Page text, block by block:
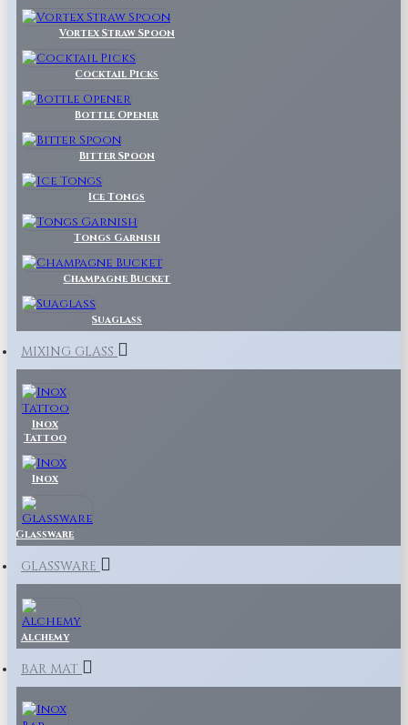
Vortex Straw Spoon
Cocktail Picks
Bottle Opener
Bitter Spoon
Ice Tongs
Tongs Garnish
Champagne Bucket
Suaglass
MIXING GLASS
Inox
Tattoo
Inox
Glassware
GLASSWARE
Alchemy
BAR MAT